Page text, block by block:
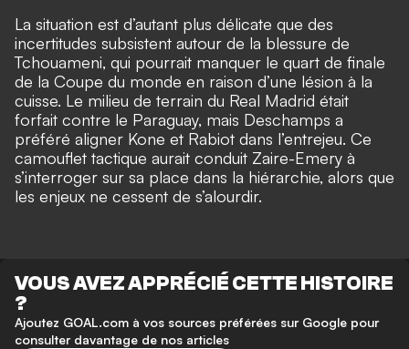
La situation est d’autant plus délicate que des
incertitudes subsistent autour de la blessure de
Tchouameni, qui pourrait manquer le quart de finale
de la Coupe du monde en raison d’une lésion à la
cuisse. Le milieu de terrain du Real Madrid était
forfait contre le Paraguay, mais Deschamps a
préféré aligner Kone et Rabiot dans l’entrejeu. Ce
camouflet tactique aurait conduit Zaire-Emery à
s’interroger sur sa place dans la hiérarchie, alors que
les enjeux ne cessent de s’alourdir.
VOUS AVEZ APPRÉCIÉ CETTE HISTOIRE
?
Ajoutez GOAL.com à vos sources préférées sur Google pour
consulter davantage de nos articles